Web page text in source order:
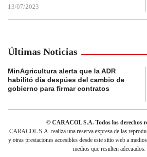
13/07/2023
Últimas Noticias
MinAgricultura alerta que la ADR
habilitó día despúes del cambio de
gobierno para firmar contratos
© CARACOL S.A. Todos los derechos
CARACOL S.A. realiza una reserva expresa de las
y otras prestaciones accesibles desde este sitio web a
medios que resulten adecuados.